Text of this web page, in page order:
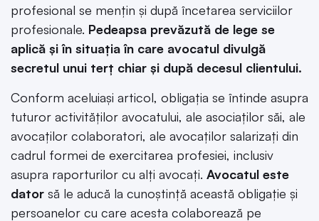
profesional se mențin și după încetarea serviciilor
profesionale. Pedeapsa prevăzută de lege se
aplică și în situația în care avocatul divulgă
secretul unui terț chiar și după decesul clientului.
Conform aceluiași articol, obligaţia se întinde asupra
tuturor activităţilor avocatului, ale asociaţilor săi, ale
avocaţilor colaboratori, ale avocaţilor salarizaţi din
cadrul formei de exercitarea profesiei, inclusiv
asupra raporturilor cu alţi avocaţi. Avocatul este
dator să le aducă la cunoştinţă această obligaţie și
persoanelor cu care acesta colaborează pe